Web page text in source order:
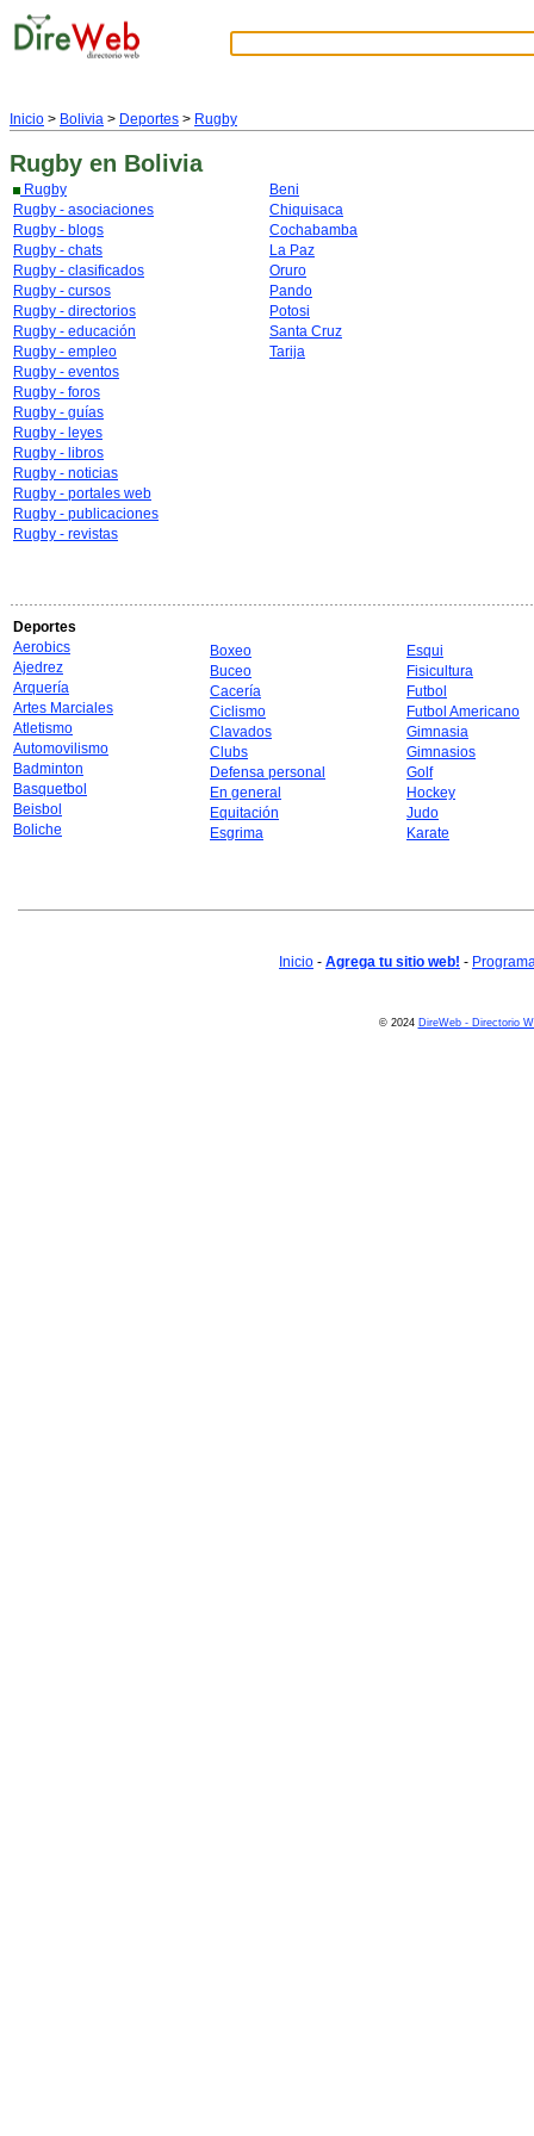
Inicio > Bolivia > Deportes > Rugby
Rugby en Bolivia
Rugby
Rugby - asociaciones
Rugby - blogs
Rugby - chats
Rugby - clasificados
Rugby - cursos
Rugby - directorios
Rugby - educación
Rugby - empleo
Rugby - eventos
Rugby - foros
Rugby - guías
Rugby - leyes
Rugby - libros
Rugby - noticias
Rugby - portales web
Rugby - publicaciones
Rugby - revistas
Beni
Chiquisaca
Cochabamba
La Paz
Oruro
Pando
Potosi
Santa Cruz
Tarija
Deportes
Aerobics
Ajedrez
Arquería
Artes Marciales
Atletismo
Automovilismo
Badminton
Basquetbol
Beisbol
Boliche
Boxeo
Buceo
Cacería
Ciclismo
Clavados
Clubs
Defensa personal
En general
Equitación
Esgrima
Esqui
Fisicultura
Futbol
Futbol Americano
Gimnasia
Gimnasios
Golf
Hockey
Judo
Karate
Inicio - Agrega tu sitio web! -
© 2024 DireWeb - Directorio